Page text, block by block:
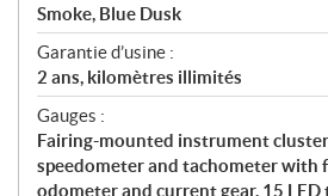
Smoke, Blue Dusk
Garantie d’usine :
2 ans, kilomètres illimités
Gauges :
Fairing-mounted instrument
speedometer and tachometer with
odometer and current gear. 15